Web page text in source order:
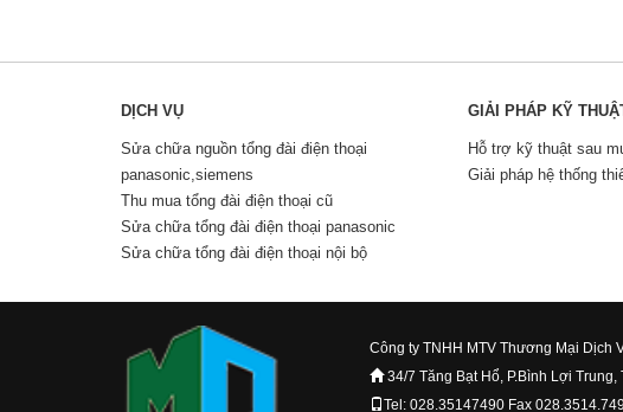
DỊCH VỤ
Sửa chữa nguồn tổng đài điện thoại
panasonic,siemens
Thu mua tổng đài điện thoại cũ
Sửa chữa tổng đài điện thoại panasonic
Sửa chữa tổng đài điện thoại nội bộ
GIẢI PHÁP KỸ
Hỗ trợ kỹ thuật sau
Giải pháp hệ thống
Công ty TNHH MTV Thương Mại Dịch
34/7 Tăng Bạt Hổ, P.Bình Lợi Trung,
Tel: 028.35147490 Fax